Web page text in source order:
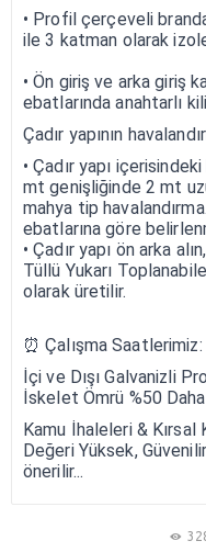
• Profil çerçeveli
ile 3 katman olarak
• Ön giriş ve arka giriş
ebatlarında anahtarlı
Çadır yapının
• Çadır yapı
mt genişliğinde 2 mt
mahya tip
ebatlarına göre
• Çadır yapı ön arka
Tüllü Yukarı
olarak üretilir.
⏰ Çalışma
İçi ve Dışı Galvanizli
İskelet Ömrü %50
Kamu İhaleleri &
Değeri Yüksek,
önerilir...